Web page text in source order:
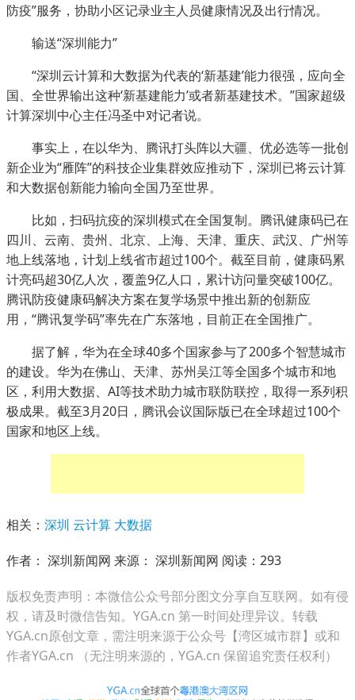
防疫”服务，协助小区记录业主人员健康情况及出行情况。
输送“深圳能力”
“深圳云计算和大数据为代表的‘新基建’能力很强，应向全
国、全世界输出这种‘新基建能力’或者新基建技术。”国家超级
计算深圳中心主任冯圣中对记者说。
事实上，在以华为、腾讯打头阵以大疆、优必选等一批创
新企业为“雁阵”的科技企业集群效应推动下，深圳已将云计算
和大数据创新能力输向全国乃至世界。
比如，扫码抗疫的深圳模式在全国复制。腾讯健康码已在
四川、云南、贵州、北京、上海、天津、重庆、武汉、广州等
地上线落地，计划上线省市超过100个。截至目前，健康码累
计亮码超30亿人次，覆盖9亿人口，累计访问量突破100亿。
腾讯防疫健康码解决方案在复学场景中推出新的创新应
用，“腾讯复学码”率先在广东落地，目前正在全国推广。
据了解，华为在全球40多个国家参与了200多个智慧城市
的建设。华为在佛山、天津、苏州吴江等全国多个城市和地
区，利用大数据、AI等技术助力城市联防联控，取得一系列积
极成果。截至3月20日，腾讯会议国际版已在全球超过100个
国家和地区上线。
相关： 深圳 云计算 大数据
作者： 深圳新闻网 来源： 深圳新闻网 阅读： 293
版权免责声明：本微信公众号部分图文分享自互联网。如有侵
权，请及时微信告知。YGA.cn 第一时间处理异议。转载
YGA.cn原创文章，需注明来源于公众号【湾区城市群】或和
作者YGA.cn （无注明来源的，YGA.cn 保留追究责任权利）